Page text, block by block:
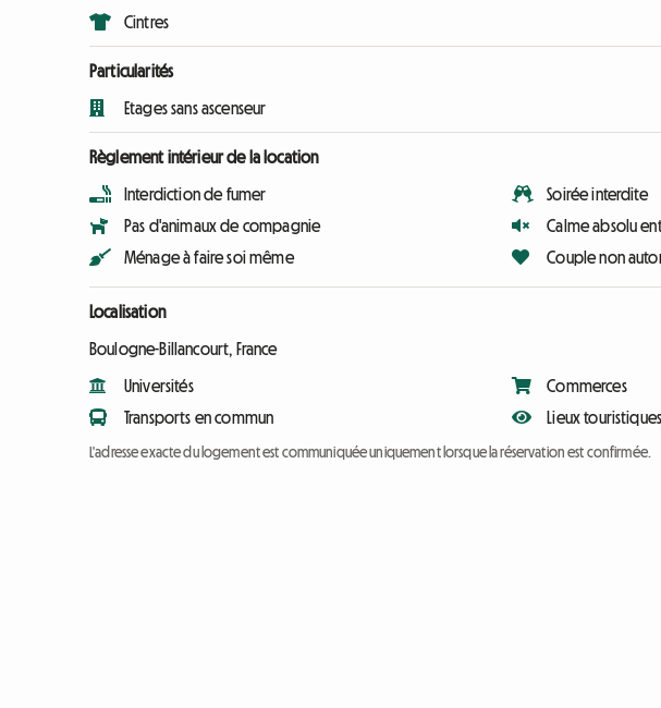
Cintres
Particularités
Etages sans ascenseur
Règlement intérieur de la location
Interdiction de fumer
Pas d'animaux de compagnie
Ménage à faire soi même
Soirée interdite
Calme absolu
Couple non
Localisation
Boulogne-Billancourt, France
Universités
Transports en commun
Commerces
Lieux touristiques
L'adresse exacte du logement est communiquée uniquement lorsque la réservation est confirmée.